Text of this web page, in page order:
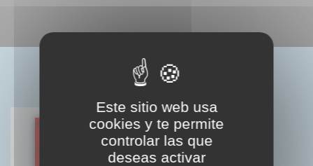
LIVRES ASSOCIÉS
Typex
Este sitio web usa
cookies y te permite
controlar las que
deseas activar